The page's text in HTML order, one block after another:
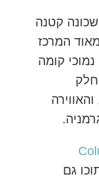
קטנה
המרכז
קומה
גם